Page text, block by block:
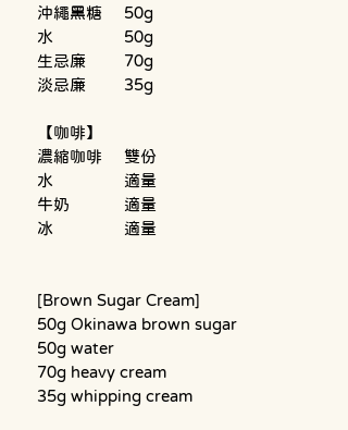
沖繩黑糖	50g
水		50g
生忌廉	70g
淡忌廉	35g
【咖啡】
濃縮咖啡	雙份
水		適量
牛奶		適量
冰		適量
[Brown Sugar Cream]
50g Okinawa brown sugar
50g water
70g heavy cream
35g whipping cream